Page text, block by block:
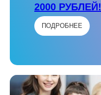
2000 РУБЛЕЙ!
ПОДРОБНЕЕ